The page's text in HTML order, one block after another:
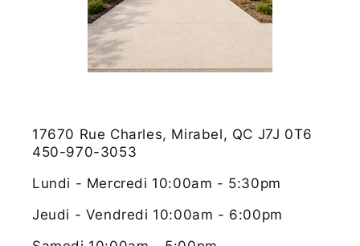
17670 Rue Charles, Mirabel, QC J7J 0T6
450-970-3053
Lundi - Mercredi 10:00am - 5:30pm
Jeudi - Vendredi 10:00am - 6:00pm